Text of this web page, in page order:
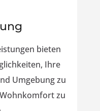
bieten
Ihre
Umgebung zu
zu